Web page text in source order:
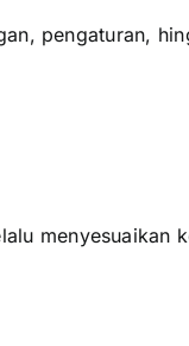
pengaturan,
menyesuaikan